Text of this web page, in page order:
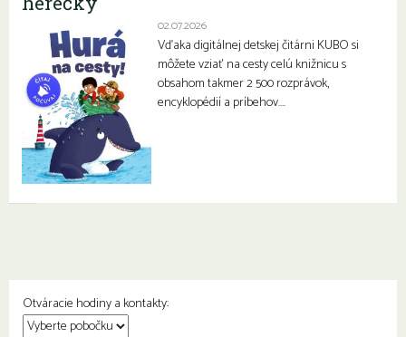
02.07.2026
Vďaka digitálnej detskej čitárni KUBO si
môžete vziať na cesty celú knižnicu s
obsahom takmer 2 500 rozprávok,
encyklopédií a príbehov….
Otváracie hodiny a kontakty: